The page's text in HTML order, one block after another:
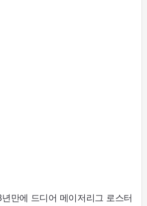
만에 드디어 메이저리그 로스터